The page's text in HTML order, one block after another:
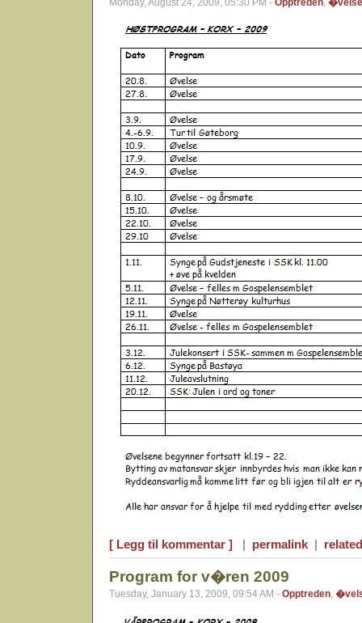
Monday, August 24, 2009, 05:30 PM - Opptreden, �velse
[ Legg til kommentar ] | permalink |
Program for v�ren 2009
Tuesday, January 13, 2009, 09:54 AM - Opptreden,